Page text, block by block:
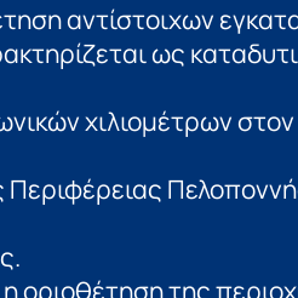
αντίστοιχων
ως
χιλιομέτρων
της